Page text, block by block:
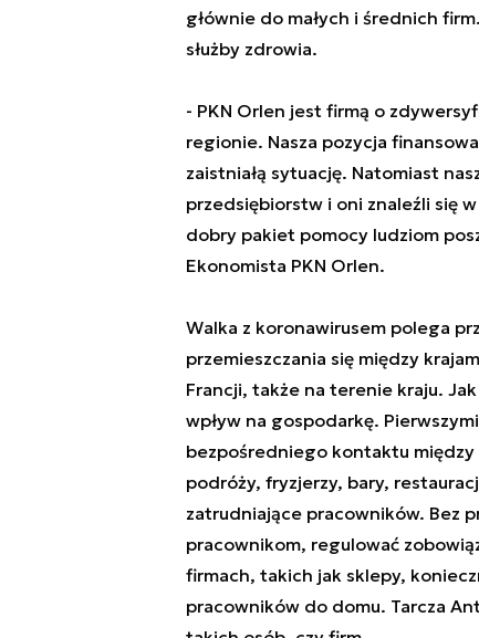
głównie do małych i średnich
służby zdrowia.
- PKN Orlen jest firmą o
regionie. Nasza pozycja
zaistniałą sytuację. Natomiast
przedsiębiorstw i oni znaleźli się
dobry pakiet pomocy ludziom
Ekonomista PKN Orlen.
Walka z koronawirusem polega
przemieszczania się między
Francji, także na terenie kraju.
wpływ na gospodarkę.
bezpośredniego kontaktu między
podróży, fryzjerzy, bary,
zatrudniające pracowników. Bez
pracownikom, regulować
firmach, takich jak sklepy,
pracowników do domu. Tarcza